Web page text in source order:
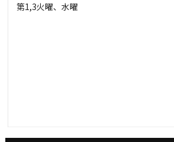
第1,3火曜、水曜